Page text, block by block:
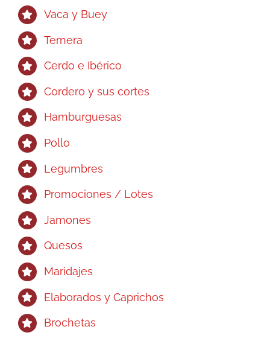
se
pueden
elegir
en
la
página
de
producto
Vaca y Buey
Ternera
Cerdo e Ibérico
Cordero y sus cortes
Hamburguesas
Pollo
Legumbres
Promociones / Lotes
Jamones
Quesos
Maridajes
Elaborados y Caprichos
Brochetas